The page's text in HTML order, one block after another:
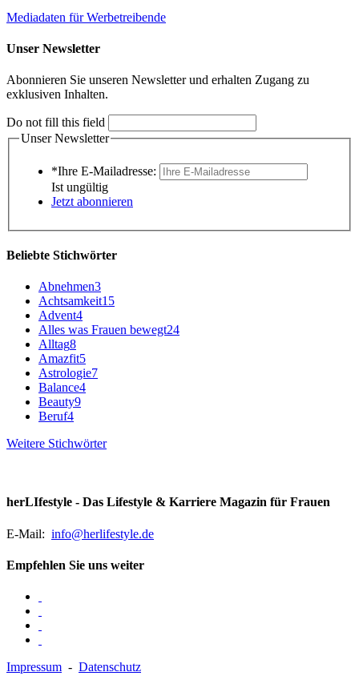
Mediadaten für Werbetreibende
Unser Newsletter
Abonnieren Sie unseren Newsletter und erhalten Zugang zu
exklusiven Inhalten.
Do not fill this field
Unser Newsletter
*Ihre E-Mailadresse:
Ist ungültig
Jetzt abonnieren
Beliebte Stichwörter
Abnehmen3
Achtsamkeit15
Advent4
Alles was Frauen bewegt24
Alltag8
Amazfit5
Astrologie7
Balance4
Beauty9
Beruf4
Weitere Stichwörter
herLIfestyle - Das Lifestyle & Karriere Magazin für Frauen
E-Mail: info@herlifestyle.de
Empfehlen Sie uns weiter
Impressum - Datenschutz